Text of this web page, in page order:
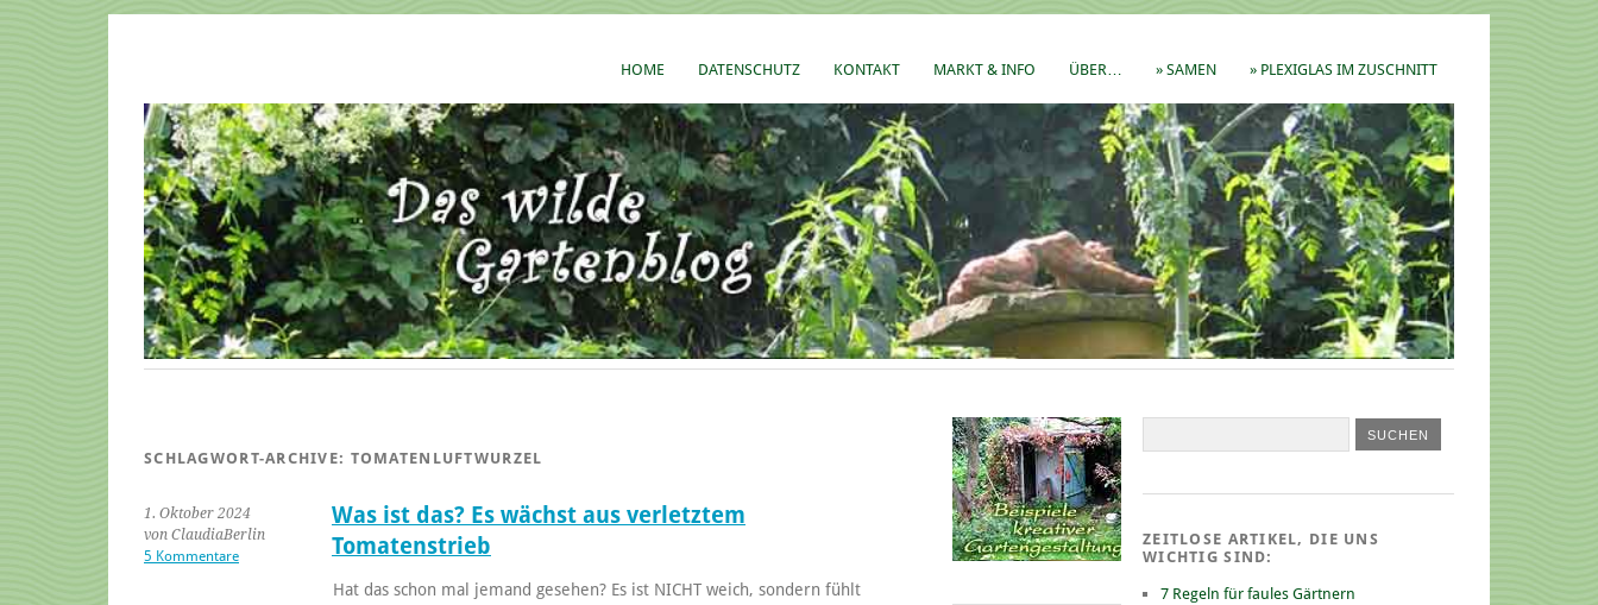
HOME DATENSCHUTZ KONTAKT MARKT & INFO ÜBER… » SAMEN » PLEXIGLAS IM ZUSCHNITT
SCHLAGWORT-ARCHIVE: TOMATENLUFTWURZEL
1. Oktober 2024
von ClaudiaBerlin
5 Kommentare
Was ist das? Es wächst aus verletztem
Tomatenstrieb
Hat das schon mal jemand gesehen? Es ist NICHT weich, sondern fühlt
ZEITLOSE ARTIKEL, DIE UNS
WICHTIG SIND:
7 Regeln für faules Gärtnern